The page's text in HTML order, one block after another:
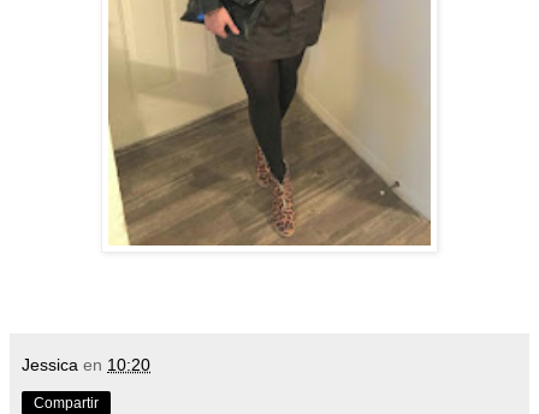
Jessica en 10:20
Compartir